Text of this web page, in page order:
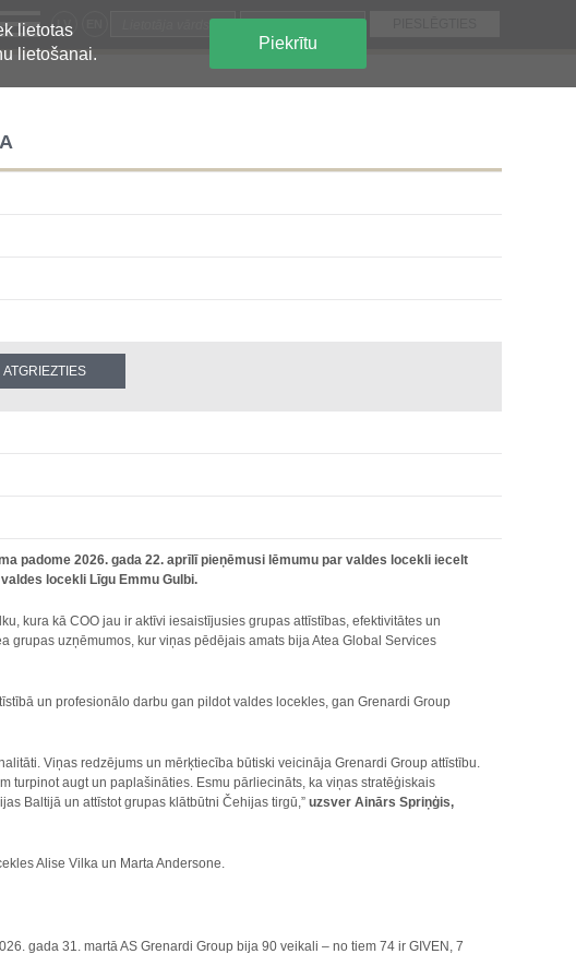
lietotas
lietošanai.
Piekrītu
LV
padome 2026. gada 22. aprīlī pieņēmusi lēmumu par valdes locekli iecelt
locekli Līgu Emmu Gulbi.
kura kā COO jau ir aktīvi iesaistījusies grupas attīstības, efektivitātes un
uzņēmumos, kur viņas pēdējais amats bija Atea Global Services
un profesionālo darbu gan pildot valdes locekles, gan Grenardi Group
Viņas redzējums un mērķtiecība būtiski veicināja Grenardi Group attīstību.
turpinot augt un paplašināties. Esmu pārliecināts, ka viņas stratēģiskais
Baltijā un attīstot grupas klātbūtni Čehijas tirgū,” uzsver Ainārs Spriņģis,
Alise Vilka un Marta Andersone.
gada 31. martā AS Grenardi Group bija 90 veikali – no tiem 74 ir GIVEN, 7